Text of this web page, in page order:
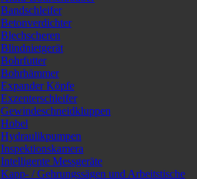
Bandschleifer
Betonverdichter
Blechscheren
Blindnietgerät
Bohrfutter
Bohrhämmer
Expander Köpfe
Exzenterschleifer
Gewindeschneidkluppen
Hobel
Hydraulikpumpen
Inspektionskamera
Intelligente Messgeräte
Kapp- / Gehrungssägen und Arbeitstische